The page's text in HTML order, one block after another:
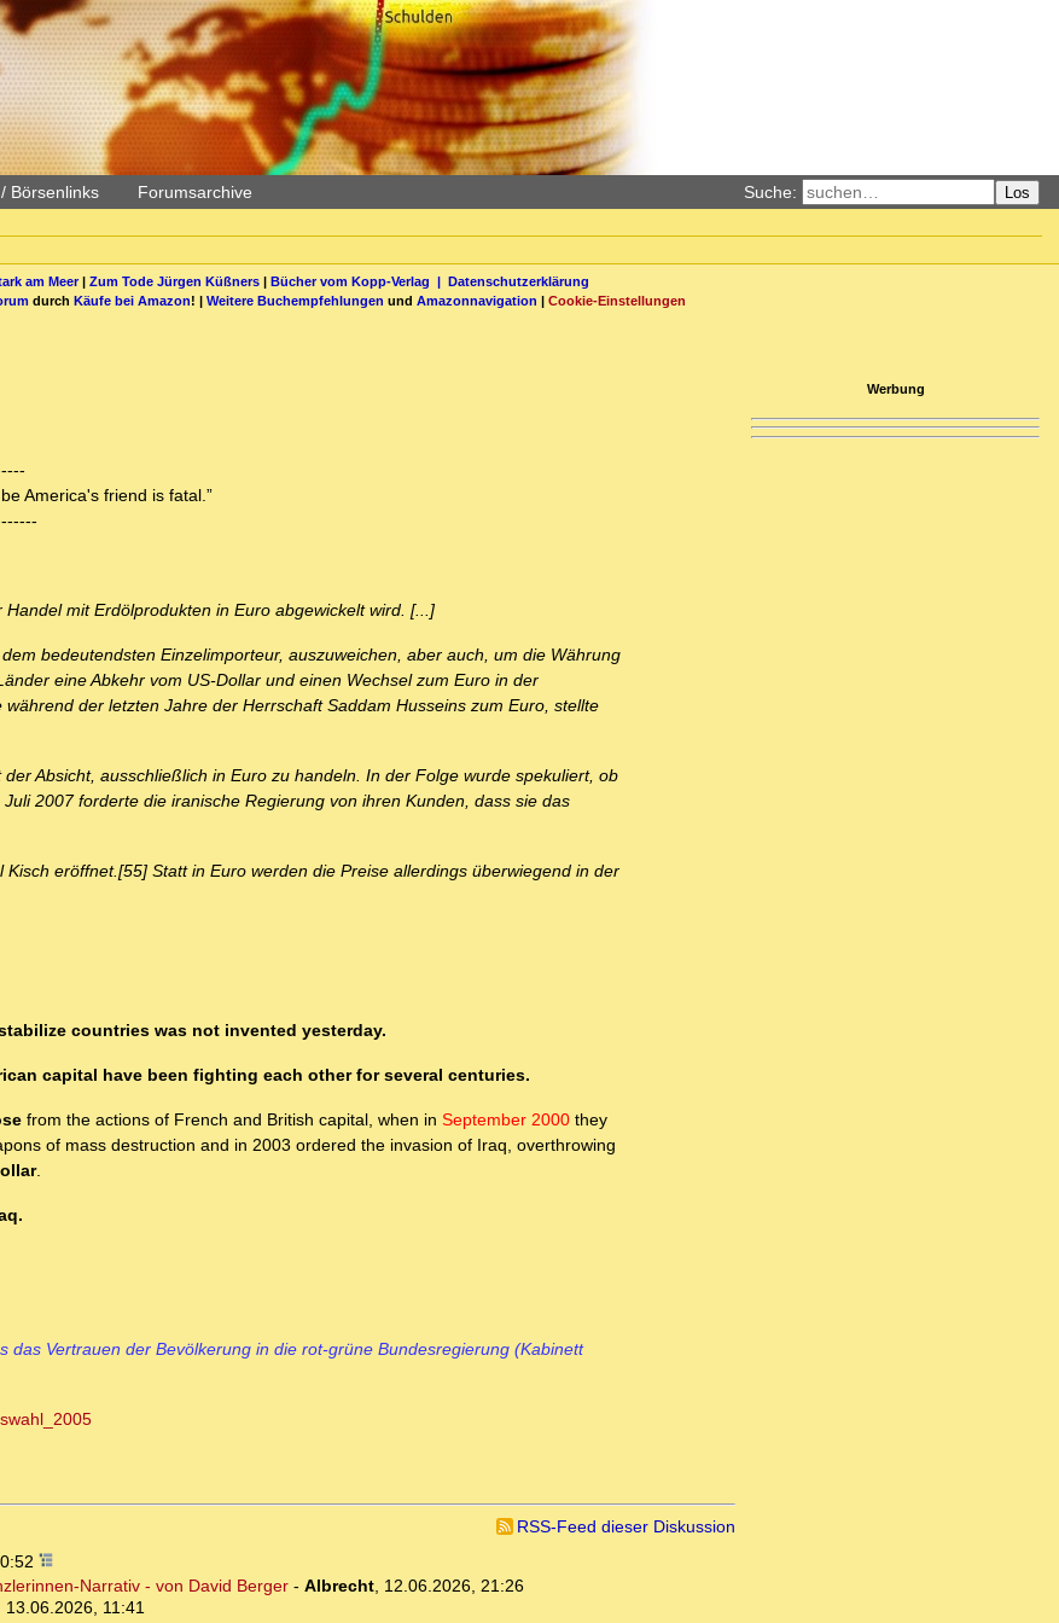
Börsenlinks Forumsarchive Suche: Los
am Meer| Zum Tode Jürgen Küßners| Bücher vom Kopp-Verlag | Datenschutzerklärung
durch Käufe bei Amazon! | Weitere Buchempfehlungen und Amazonnavigation | Cookie-Einstellungen
America's friend is fatal.”
mit Erdölprodukten in Euro abgewickelt wird. [...]
bedeutendsten Einzelimporteur, auszuweichen, aber auch, um die Währung
eine Abkehr vom US-Dollar und einen Wechsel zum Euro in der
während der letzten Jahre der Herrschaft Saddam Husseins zum Euro, stellte
Absicht, ausschließlich in Euro zu handeln. In der Folge wurde spekuliert, ob
2007 forderte die iranische Regierung von ihren Kunden, dass sie das
eröffnet.[55] Statt in Euro werden die Preise allerdings überwiegend in der
countries was not invented yesterday.
capital have been fighting each other for several centuries.
from the actions of French and British capital, when in September 2000 they
of mass destruction and in 2003 ordered the invasion of Iraq, overthrowing
.
Vertrauen der Bevölkerung in die rot-grüne Bundesregierung (Kabinett
RSS-Feed dieser Diskussion
Narrativ - von David Berger- Albrecht, 12.06.2026, 21:26
13.06.2026, 11:41
Werbung